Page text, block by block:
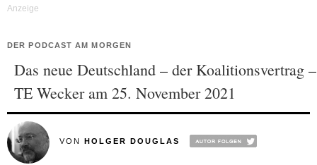
DER PODCAST AM MORGEN
Das neue Deutschland – der Koalitionsvertrag –
TE Wecker am 25. November 2021
VON HOLGER DOUGLAS